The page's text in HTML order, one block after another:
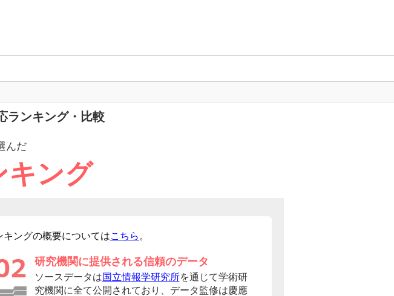
ランキング・比較
んだ
キング
キングの概要についてはこちら 。
研究機関に提供される信頼のデータ
ソースデータは国立情報学研究所を通じて学術研
究機関に全て公開されており、データ監修は慶應